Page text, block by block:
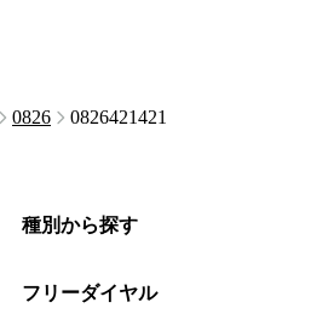
0826 0826421421
種別から探す
フリーダイヤル